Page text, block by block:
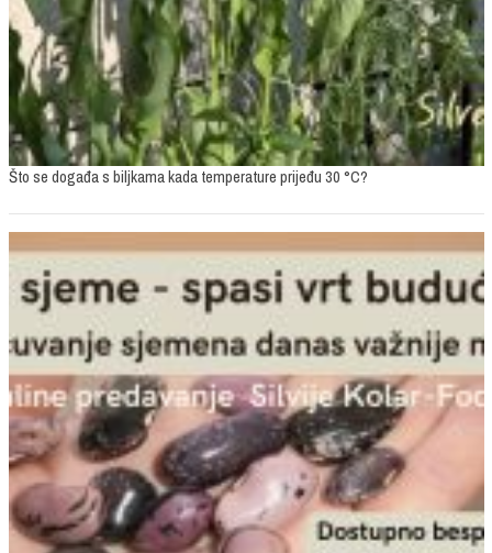
Što se događa s biljkama kada temperature prijeđu 30 °C?